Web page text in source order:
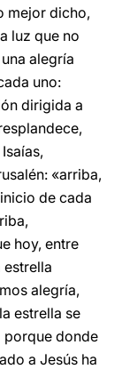
mejor dicho,
luz que no
alegría
uno:
dirigida a
«arriba,
de cada
hoy, entre
estrella
alegría,
estrella se
porque donde
a Jesús ha